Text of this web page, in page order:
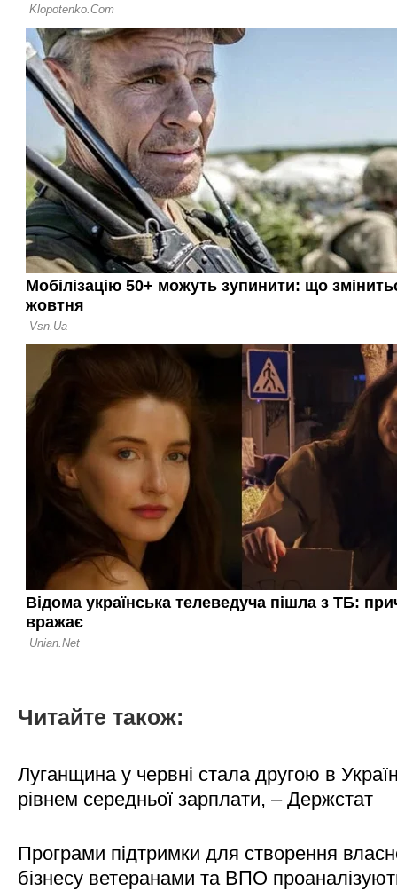
Читайте також:
Луганщина у червні стала другою в
рівнем середньої зарплати, – Держстат
Програми підтримки для створення
бізнесу ветеранами та ВПО